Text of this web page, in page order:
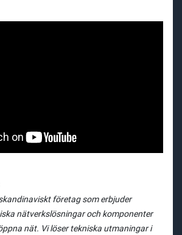
företag som erbjuder
nätverkslösningar och komponenter
nät. Vi löser tekniska utmaningar i